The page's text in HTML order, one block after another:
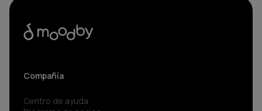
Compañía
Centro de ayuda